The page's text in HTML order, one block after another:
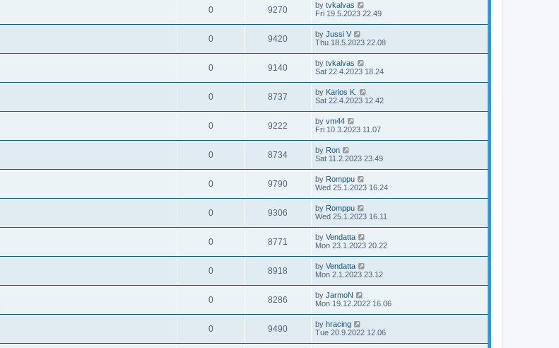
0 9270 by tvkalvas
Fri 19.5.2023 22.49
0 9420 by Jussi V
Thu 18.5.2023 22.08
0 9140 by tvkalvas
Sat 22.4.2023 18.24
0 8737 by Karlos K.
Sat 22.4.2023 12.42
0 9222 by vm44
Fri 10.3.2023 11.07
0 8734 by Ron
Sat 11.2.2023 23.49
0 9790 by Romppu
Wed 25.1.2023 16.24
0 9306 by Romppu
Wed 25.1.2023 16.11
0 8771 by Vendatta
Mon 23.1.2023 20.22
0 8918 by Vendatta
Mon 2.1.2023 23.12
0 8286 by JarmoN
Mon 19.12.2022 16.06
0 9490 by hracing
Tue 20.9.2022 12.06